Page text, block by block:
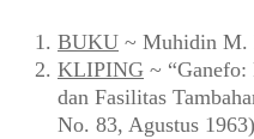
BUKU ~ Muhidin M.
KLIPING ~ “Ganefo:
dan Fasilitas
No. 83, Agustus 1963)